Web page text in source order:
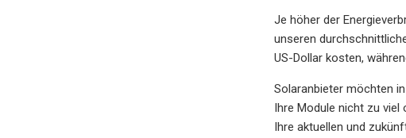
Je höher der
unseren
US-Dollar kosten,
Solaranbieter möchten
Ihre Module nicht zu viel
Ihre aktuellen und